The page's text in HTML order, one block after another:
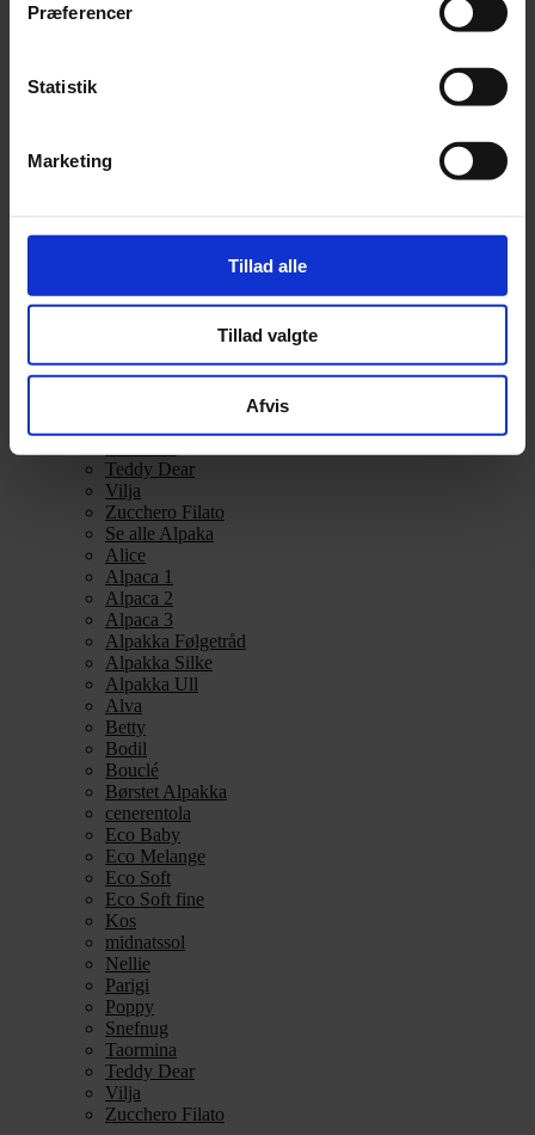
Præferencer
Statistik
Marketing
Tillad alle
Tillad valgte
Afvis
Alpaca 3
Bouclé
Eco Baby
Eco Soft fine
Nellie
Parigi
Teddy Dear
Vilja
Zucchero Filato
Se alle Alpaka
Alice
Alpaca 1
Alpaca 2
Alpaca 3
Alpakka Følgetråd
Alpakka Silke
Alpakka Ull
Alva
Betty
Bodil
Bouclé
Børstet Alpakka
cenerentola
Eco Baby
Eco Melange
Eco Soft
Eco Soft fine
Kos
midnatssol
Nellie
Parigi
Poppy
Snefnug
Taormina
Teddy Dear
Vilja
Zucchero Filato